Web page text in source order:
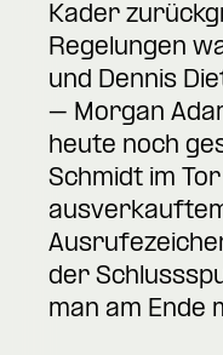
Kader
Regelungen
und Dennis
– Morgan
heute noch
Schmidt im
der
man am Ende